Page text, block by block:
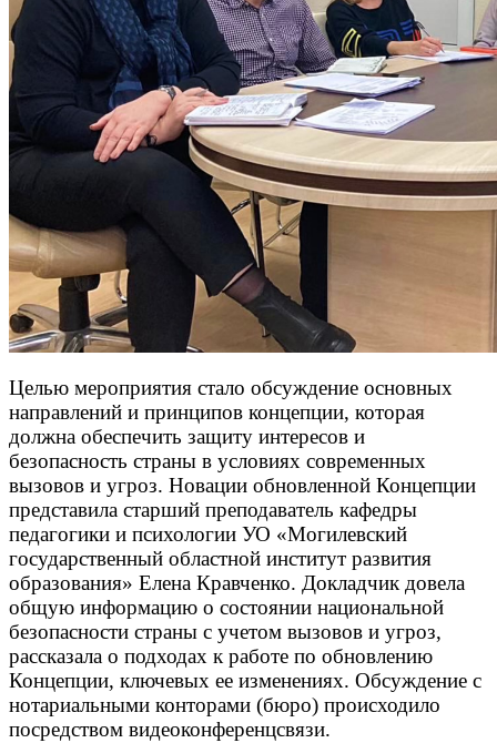
Целью мероприятия стало обсуждение основных
направлений и принципов концепции, которая
должна обеспечить защиту интересов и
безопасность страны в условиях современных
вызовов и угроз. Новации обновленной Концепции
представила старший преподаватель кафедры
педагогики и психологии УО «Могилевский
государственный областной институт развития
образования» Елена Кравченко. Докладчик довела
общую информацию о состоянии национальной
безопасности страны с учетом вызовов и угроз,
рассказала о подходах к работе по обновлению
Концепции, ключевых ее изменениях. Обсуждение с
нотариальными конторами (бюро) происходило
посредством видеоконференцсвязи.